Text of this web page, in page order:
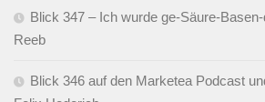
Blick 347 – Ich wurde ge-Säure-
Reeb
Blick 346 auf den Marketea Podcast